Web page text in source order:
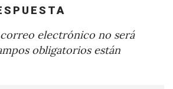
electrónico no será
obligatorios están